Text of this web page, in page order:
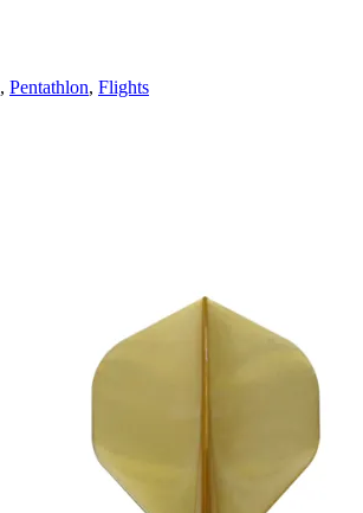
, Pentathlon, Flights